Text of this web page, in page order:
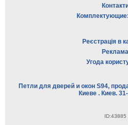
Реєстрація в
Реклама
Угода
Петли для дверей и окон S94,
Киеве . Киев.
ID:43885